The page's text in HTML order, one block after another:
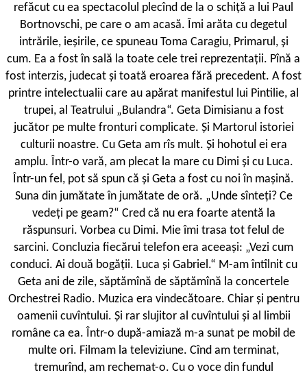
refăcut cu ea spectacolul plecînd de la o schiță a lui Paul
Bortnovschi, pe care o am acasă. Îmi arăta cu degetul
intrările, ieșirile, ce spuneau Toma Caragiu, Primarul, și
cum. Ea a fost în sală la toate cele trei reprezentații. Pînă a
fost interzis, judecat și toată eroarea fără precedent. A fost
printre intelectualii care au apărat manifestul lui Pintilie, al
trupei, al Teatrului „Bulandra“. Geta Dimisianu a fost
jucător pe multe fronturi complicate. Și Martorul istoriei
culturii noastre. Cu Geta am rîs mult. Și hohotul ei era
amplu. Într-o vară, am plecat la mare cu Dimi și cu Luca.
Într-un fel, pot să spun că și Geta a fost cu noi în mașină.
Suna din jumătate în jumătate de oră. „Unde sînteți? Ce
vedeți pe geam?“ Cred că nu era foarte atentă la
răspunsuri. Vorbea cu Dimi. Mie îmi trasa tot felul de
sarcini. Concluzia fiecărui telefon era aceeași: „Vezi cum
conduci. Ai două bogății. Luca și Gabriel.“ M-am întîlnit cu
Geta ani de zile, săptămînă de săptămînă la concertele
Orchestrei Radio. Muzica era vindecătoare. Chiar și pentru
oamenii cuvîntului. Și rar slujitor al cuvîntului și al limbii
române ca ea. Într-o după-amiază m-a sunat pe mobil de
multe ori. Filmam la televiziune. Cînd am terminat,
tremurînd, am rechemat-o. Cu o voce din fundul